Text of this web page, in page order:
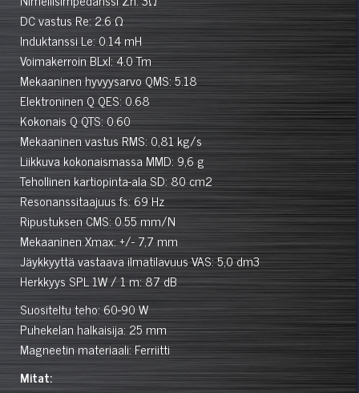
DC vastus Re: 2.6 Ω
Induktanssi Le: 0.14 mH
Voimakerroin BLxl: 4.0 Tm
Mekaaninen hyvyysarvo QMS: 5.18
Elektroninen Q QES: 0.68
Kokonais Q QTS: 0.60
Mekaaninen vastus RMS: 0,81 kg/s
Liikkuva kokonaismassa MMD: 9,6 g
Tehollinen kartiopinta-ala SD: 80 cm2
Resonanssitaajuus fs: 69 Hz
Ripustuksen CMS: 0.55 mm/N
Mekaaninen Xmax: +/- 7,7 mm
Jäykkyyttä vastaava ilmatilavuus VAS: 5,0 dm3
Herkkyys SPL 1W / 1 m: 87 dB
Suositeltu teho: 60-90 W
Puhekelan halkaisija: 25 mm
Magneetin materiaali: Ferriitti
Mitat: